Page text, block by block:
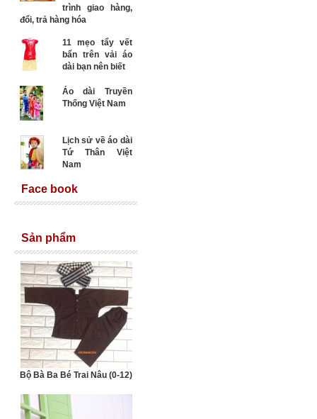
trình giao hàng,
đổi, trả hàng hóa
11 mẹo tẩy vết
bẩn trên vải áo
dài bạn nên biết
Áo dài Truyền
Thống Việt Nam
Lịch sử về áo dài
Tứ Thân Việt
Nam
Face book
Sản phẩm
Bộ Bà Ba Bé Trai Nâu (0-12)